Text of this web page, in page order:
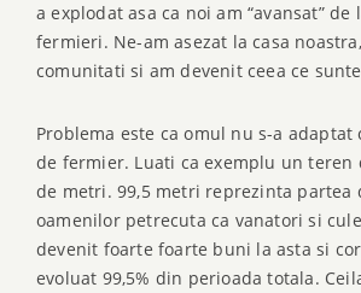
a explodat asa ca noi am “avansat” de
fermieri. Ne-am asezat la casa
comunitati si am devenit ceea ce
Problema este ca omul nu s-a adaptat
de fermier. Luati ca exemplu un teren
de metri. 99,5 metri reprezinta partea
oamenilor petrecuta ca vanatori si
devenit foarte foarte buni la asta si
evoluat 99,5% din perioada totala.